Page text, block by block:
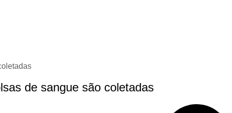
de sangue são coletadas